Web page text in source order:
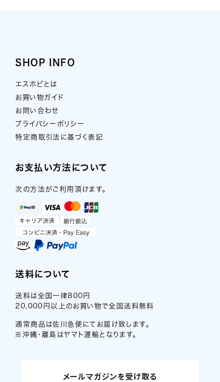
SHOP INFO
エスホビとは
お買い物ガイド
お問い合わせ
プライバシーポリシー
特定商取引法に基づく表記
お支払い方法について
次の方法がご利用頂けます。
送料について
送料は全国一律800円
20,000円以上のお買い物で全国送料無料
通常商品は佐川急便にてお届け致します。
※沖縄・離島はヤマト運輸となります。
メールマガジンを受け取る